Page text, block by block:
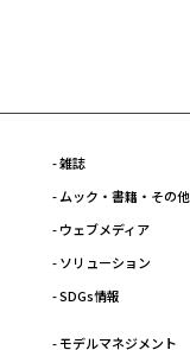
- 雑誌
- ムック・書籍・その他
- ウェブメディア
- ソリューション
- SDGs情報
- モデルマネジメント